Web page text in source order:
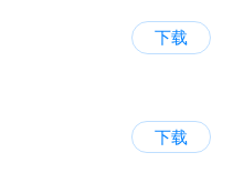
下载
下载